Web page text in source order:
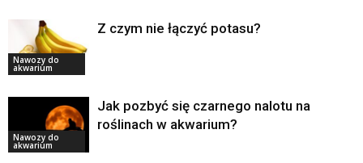
Nawozy do
akwarium
Z czym nie łączyć potasu?
Nawozy do
akwarium
Jak pozbyć się czarnego nalotu na
roślinach w akwarium?